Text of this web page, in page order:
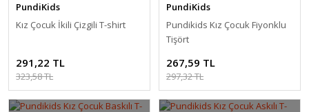
PundiKids
Kız Çocuk İkili Çizgili T-shirt
291,22 TL
323,58 TL
PundiKids
Pundikids Kız Çocuk Fiyonklu
Tişört
267,59 TL
297,32 TL